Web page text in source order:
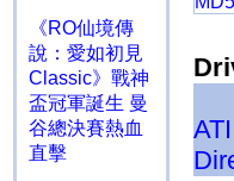
《RO仙境傳
說：愛如初見
Classic》戰神
盃冠軍誕生 曼
谷總決賽熱血
直擊
ATI